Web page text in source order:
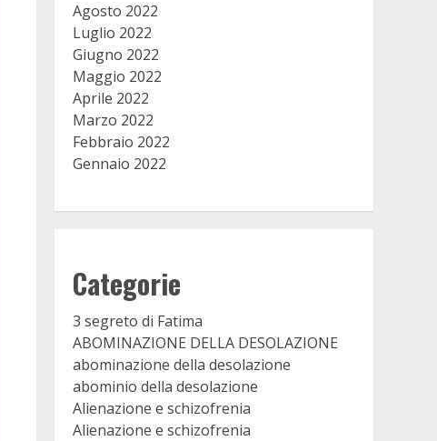
Agosto 2022
Luglio 2022
Giugno 2022
Maggio 2022
Aprile 2022
Marzo 2022
Febbraio 2022
Gennaio 2022
Categorie
3 segreto di Fatima
ABOMINAZIONE DELLA DESOLAZIONE
abominazione della desolazione
abominio della desolazione
Alienazione e schizofrenia
Alienazione e schizofrenia